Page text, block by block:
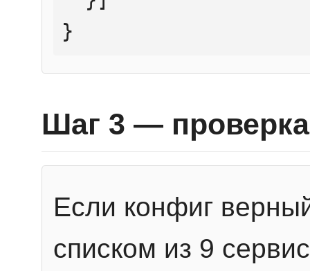
}
Шаг 3 — проверка
Если конфиг
списком из 9